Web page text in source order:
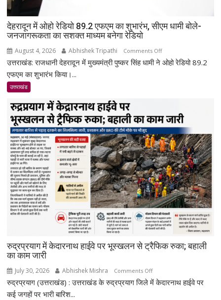
देहरादून में ओहो रेडियो 89.2 एफएम का शुभारंभ, सीएम धामी बोले-
जनजागरूकता का सशक्त माध्यम बनेगा रेडियो
August 4, 2026 Abhishek Tripathi Comments Offon
देहरादून
एफएम
का
शुभारंभ,
सीएम
धामी
बोले-
जनजागरूकता
का
सशक्त
माध्यम
बनेगा
उत्तराखंड: राजधानी देहरादून में मुख्यमंत्री पुष्कर सिंह धामी ने ओहो रेडियो 89.2
एफएम का शुभारंभ किया।...
उत्तराखंड
रुद्रप्रयाग में केदारनाथ हाईवे पर भूस्खलन से ट्रैफिक रुका; बहाली
का काम जारी
July 30, 2026 Abhishek Mishra Comments Offon
रुद्रप्रयाग
रुद्रप्रयाग (उत्तराखंड) : उत्तराखंड के रुद्रप्रयाग जिले में केदारनाथ हाईवे पर
कई जगहों पर भारी बारिश...